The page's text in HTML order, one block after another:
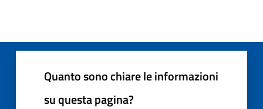
Quanto sono chiare le informazioni
su questa pagina?